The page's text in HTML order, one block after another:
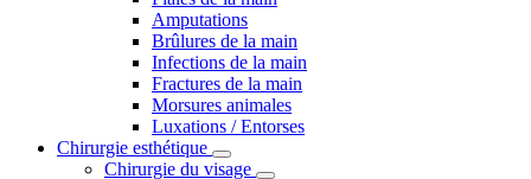
Amputations
Brûlures de la main
Infections de la main
Fractures de la main
Morsures animales
Luxations / Entorses
Chirurgie esthétique
Chirurgie du visage